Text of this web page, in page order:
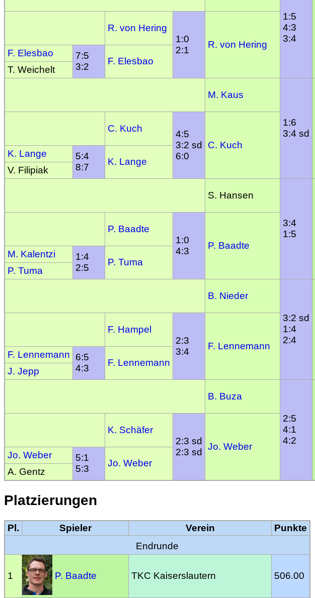
1:5
4:3
3:4
R. von Hering
1:0
2:1
R. von Hering
F. Elesbao
7:5
3:2
F. Elesbao
T. Weichelt
M. Kaus
1:6
3:4 sd
C. Kuch
4:5
3:2 sd
6:0
C. Kuch
K. Lange
5:4
8:7
K. Lange
V. Filipiak
S. Hansen
3:4
1:5
P. Baadte
1:0
4:3
P. Baadte
M. Kalentzi
1:4
2:5
P. Tuma
P. Tuma
B. Nieder
3:2 sd
1:4
2:4
F. Hampel
2:3
3:4
F. Lennemann
F. Lennemann
6:5
4:3
F. Lennemann
J. Jepp
B. Buza
2:5
4:1
4:2
K. Schäfer
2:3 sd
2:3 sd
Jo. Weber
Jo. Weber
5:1
5:3
Jo. Weber
A. Gentz
Platzierungen
Pl. Spieler Verein
Punkte
Endrunde
1 P. Baadte TKC Kaiserslautern 506.00